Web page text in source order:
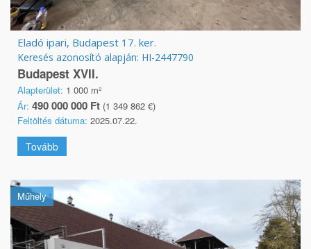
Eladó ipari, Budapest 17. ker.
Keresés azonosító alapján: HI-2447790
Budapest XVII.
Alapterület: 1 000 m²
Ár: 490 000 000 Ft (1 349 862 €)
Feltöltés dátuma: 2025.07.22.
Tovább
Műhely